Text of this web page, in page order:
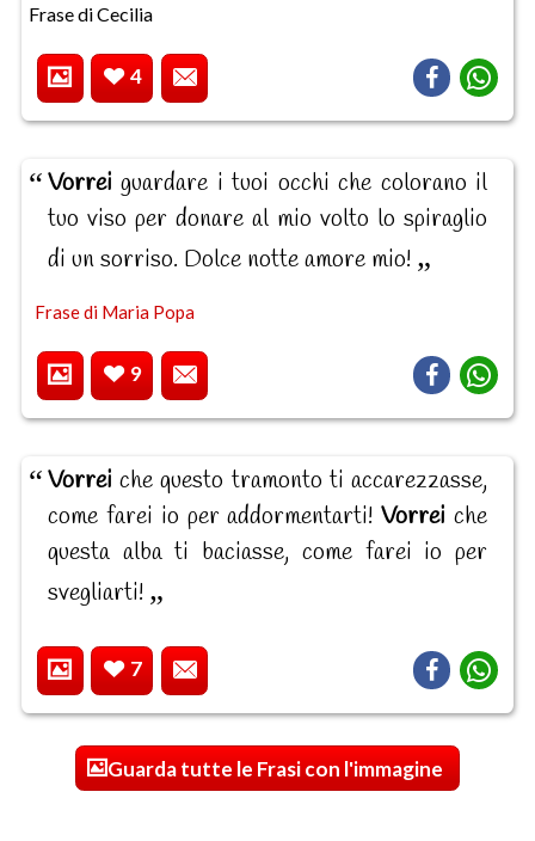
Frase di Cecilia
4
Vorrei guardare i tuoi occhi che colorano il
tuo viso per donare al mio volto lo spiraglio
di un sorriso. Dolce notte amore mio!
Frase di Maria Popa
9
Vorrei che questo tramonto ti accarezzasse,
come farei io per addormentarti!Vorrei che
questa alba ti baciasse, come farei io per
svegliarti!
7
Guarda tutte le Frasi con l'immagine